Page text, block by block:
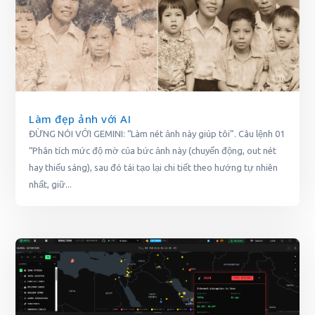
Làm đẹp ảnh với AI
ĐỪNG NÓI VỚI GEMINI: “Làm nét ảnh này giúp tôi”. Câu lệnh 01
“Phân tích mức độ mờ của bức ảnh này (chuyển động, out nét
hay thiếu sáng), sau đó tái tạo lại chi tiết theo hướng tự nhiên
nhất, giữ...